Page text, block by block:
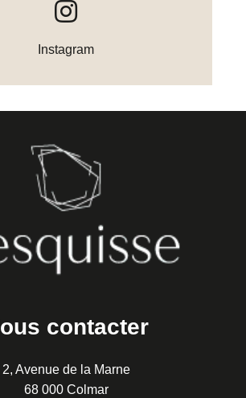
Instagram
contacter
2, Avenue de la Marne
68 000 Colmar